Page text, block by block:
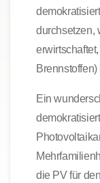
durchsetzen,
Ein
die PV für